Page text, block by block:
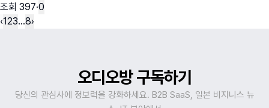
조회 397·0
‹123…8›
오디오방 구독하기
당신의 관심사에 정보력을 강화하세요. B2B SaaS, 일본 비지니스 뉴